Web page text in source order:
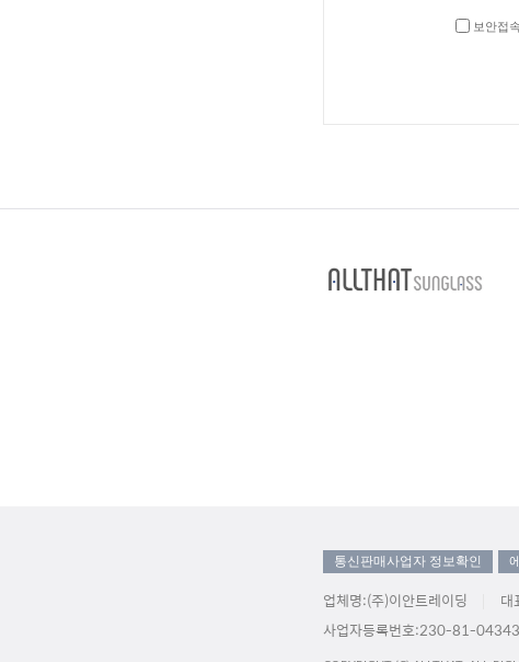
보안접속
통신판매사업자 정보확인
업체명:(주)이안트레이딩 대
사업자등록번호:230-81-04343